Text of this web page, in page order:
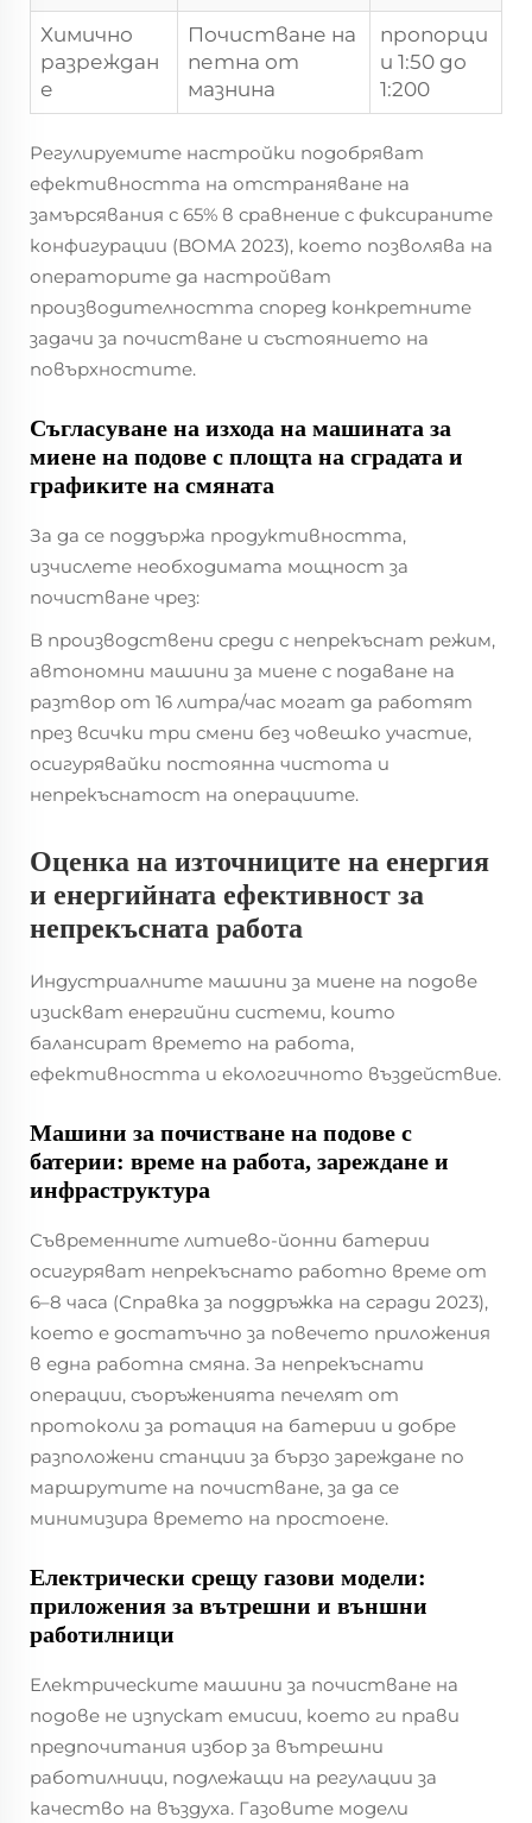
Химично
разреждан
е
Почистване на
петна от
мазнина
пропорци
и 1:50 до
1:200
Регулируемите настройки подобряват
ефективността на отстраняване на
замърсявания с 65% в сравнение с фиксираните
конфигурации (BOMA 2023), което позволява на
операторите да настройват
производителността според конкретните
задачи за почистване и състоянието на
повърхностите.
Съгласуване на изхода на машината за
миене на подове с площта на сградата и
графиките на смяната
За да се поддържа продуктивността,
изчислете необходимата мощност за
почистване чрез:
В производствени среди с непрекъснат режим,
автономни машини за миене с подаване на
разтвор от 16 литра/час могат да работят
през всички три смени без човешко участие,
осигурявайки постоянна чистота и
непрекъснатост на операциите.
Оценка на източниците на енергия
и енергийната ефективност за
непрекъсната работа
Индустриалните машини за миене на подове
изискват енергийни системи, които
балансират времето на работа,
ефективността и екологичното въздействие.
Машини за почистване на подове с
батерии: време на работа, зареждане и
инфраструктура
Съвременните литиево-йонни батерии
осигуряват непрекъснато работно време от
6–8 часа (Справка за поддръжка на сгради 2023),
което е достатъчно за повечето приложения
в една работна смяна. За непрекъснати
операции, съоръженията печелят от
протоколи за ротация на батерии и добре
разположени станции за бързо зареждане по
маршрутите на почистване, за да се
минимизира времето на простоене.
Електрически срещу газови модели:
приложения за вътрешни и външни
работилници
Електрическите машини за почистване на
подове не изпускат емисии, което ги прави
предпочитания избор за вътрешни
работилници, подлежащи на регулации за
качество на въздуха. Газовите модели